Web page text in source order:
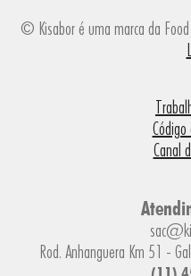
© Kisabor é uma marca da Food
Canal
Rod. Anhanguera Km 51 -